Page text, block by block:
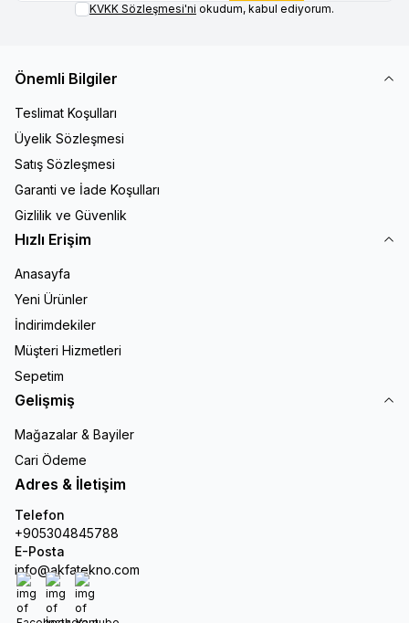
KVKK Sözleşmesi'ni okudum, kabul ediyorum.
Önemli Bilgiler
Teslimat Koşulları
Üyelik Sözleşmesi
Satış Sözleşmesi
Garanti ve İade Koşulları
Gizlilik ve Güvenlik
Hızlı Erişim
Anasayfa
Yeni Ürünler
İndirimdekiler
Müşteri Hizmetleri
Sepetim
Gelişmiş
Mağazalar & Bayiler
Cari Ödeme
Adres & İletişim
Telefon
+905304845788
E-Posta
info@akfatekno.com
Facebook
İnstagramYoutube